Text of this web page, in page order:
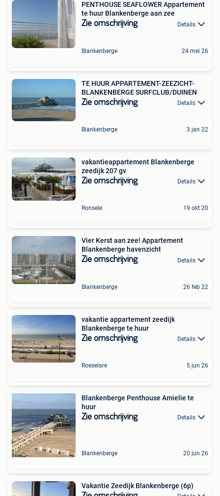
PENTHOUSE SEAFLOWER Appartement
te huur Blankenberge aan zee
Zie omschrijving Details
Blankenberge 24 mei 26
TE HUUR APPARTEMENT-ZEEZICHT-
BLANKENBERGE SURFCLUB/DUINEN
Zie omschrijving Details
Blankenberge 3 jan 22
vakantieappartement Blankenberge
zeedijk 207 gv
Zie omschrijving Details
Ronsele 19 okt 20
Vier Kerst aan zee! Appartement
Blankenberge havenzicht
Zie omschrijving Details
Blankenberge 26 feb 22
vakantie appartement zeedijk
Blankenberge te huur
Zie omschrijving Details
Roeselare 5 jun 26
Blankenberge Penthouse Amielie te
huur
Zie omschrijving Details
Blankenberge 20 jun 26
Vakantie Zeedijk Blankenberge (6p)